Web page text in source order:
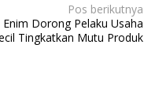
Pos berikutnya
Dorong Pelaku Usaha
Tingkatkan Mutu Produk